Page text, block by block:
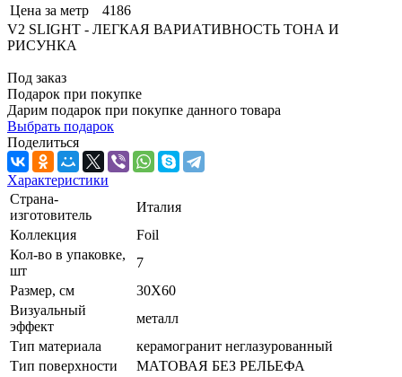
Цена за метр
4186
V2 SLIGHT - ЛЕГКАЯ ВАРИАТИВНОСТЬ ТОНА И
РИСУНКА
Под заказ
Подарок при покупке
Дарим подарок при покупке данного товара
Выбрать подарок
Поделиться
Характеристики
Страна-
изготовитель
Италия
Коллекция
Foil
Кол-во в упаковке,
шт
7
Размер, см
30X60
Визуальный
эффект
металл
Тип материала
керамогранит неглазурованный
Тип поверхности
МАТОВАЯ БЕЗ РЕЛЬЕФА